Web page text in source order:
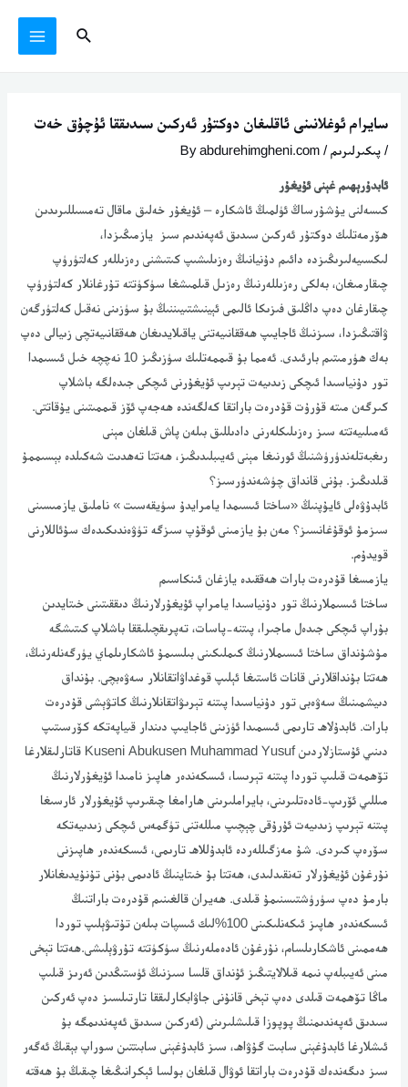
Search
سايرام ئوغلانىنى ئاقلىغان دوكتۇر ئەركىن سىدىققا ئۇچۇق خەت
/پىكىرلىرىم/ By
abdurehimgheni.com
ئابدۇرېھىم غېنى ئۇيغۇر
كىسەلنى يۇشۇرساڭ ئۈلمىڭ ئاشكارە – ئۇيغۇر خەلىق ماقال تەمسىللىرىدىن
ھۆرمەتلىك دوكتۇر ئەركىن سىدىق ئەپەندىم سىز يازمىڭىزدا،
لىكسىيەلىرىڭىزدە دائىم دۇنيانىڭ رەزىلىشىپ كىتىشنى رەزىللەر كەلتۈرۈپ
چىقارمىغان، بەلكى رەزىللەرنىڭ رەزىل قىلمىشغا سۈكۈتتە تۇرغانلار كەلتۈرۈپ
چىقارغان دەپ داڭلىق فىزىكا ئالىمى ئېينىشتىيىننىڭ بۇ سۈزىنى نەقىل كەلتۈرگەن
ۋاقتىڭىزدا، سىزنىڭ ئاجايىپ ھەققانىيەتنى ياقىلايدىغان ھەققانىيەتچى زىيالى دەپ
بەك ھۈرمىتىم بارئىدى. ئەمما بۇ قىممەتلىك سۈزىڭىز 10 نەچچە خىل ئىسىمدا
تور دۇنياسىدا ئىچكى زىدىيەت تېرىپ ئۇيغۇرنى ئىچكى جىدەلگە باشلاپ
كىرگەن مىتە قۇرۇت قۇدرەت باراتقا كەلگەندە ھەجەپ ئۆز قىممىتىنى يۇقاتتى.
ئەمىلىيەتتە سىز رەزىلىكلەرنى دادىللىق بىلەن پاش قىلغان مېنى
رىغبەتلەندۈرۈشنىڭ ئورنىغا مېنى ئەيىبلىدىڭىز، ھەتتا تەھدىت شەكىلدە بېسىممۇ
قىلدىڭىز. بۇنى قانداق چۈشەندۈرسىز؟
ئابدۇۋەلى ئايۇپنىڭ «ساختا ئىسىمدا يامرايدۇ سۈيقەسىت » ناملىق يازمىسىنى
سىزمۇ ئوقۇغانسىز؟ مەن بۇ يازمىنى ئوقۇپ سىزگە تۈۋەندىكىدەك سۇئاللارنى
قويدۇم.
يازمسغا قۇدرەت بارات ھەققىدە يازغان ئىنكاسىم
ساختا ئىسىملارنىڭ تور دۇنياسىدا يامراپ ئۇيغۇرلارنىڭ دىققىتىنى خىتايدىن
بۇراپ ئىچكى جىدەل ماجىرا، پىتنە-پاسات، تەپرىقچىلىققا باشلاپ كىتىشگە
مۇشۇنداق ساختا ئىسىملارنىڭ كىملىكىنى بىلسىمۇ ئاشكارىلماي يۈرگەنلەرنىڭ،
ھەتتا بۇنداقلارنى قانات ئاستىغا ئېلىپ قوغداۋاتقانلار سەۋەبچى. بۇنداق
دىيشمىنىڭ سەۋەبى تور دۇنياسىدا پىتنە تېرىۋاتقانلارنىڭ كاتۋېشى قۇدرەت
بارات. ئابدۇلاھ تارىمى ئىسمىدا ئۈزىنى ئاجايىپ دىندار قىياپەتكە كۆرسىتىپ
دىنىي ئۇستازلاردىن Kuseni Abukusen Muhammad Yusuf قاتارلىقلارغا
تۆھمەت قىلىپ توردا پىتنە تېرىسا، ئىسكەندەر ھاپىز نامىدا ئۇيغۇرلارنىڭ
مىللىي ئۆرىپ-ئادەتلىرىنى، بايراملىرىنى ھارامغا چىقىرىپ ئۇيغۇرلار ئارسىغا
پىتنە تېرىپ زىدىيەت ئۇرۇقى چېچىپ مىللەتنى تۈگمەس ئىچكى زىدىيەتكە
سۆرەپ كىردى. شۇ مەزگىللەردە ئابدۇللاھ تارىمى، ئىسكەندەر ھاپىزنى
نۇرغۇن ئۇيغۇرلار تەنقىدلىدى، ھەتتا بۇ خىتاينىڭ ئادىمى بۇنى تۇنۇيدىغانلار
بارمۇ دەپ سۈرۈشتىسنىمۇ قىلدى. ھەيران قالغىنىم قۇدرەت باراتنىڭ
ئىسكەندەر ھاپىز ئىكەنلىكىنى 100%لىك ئىسپات بىلەن تۇتىۋېلىپ توردا
ھەممىنى ئاشكارىلسام، نۇرغۇن ئادەملەرنىڭ سۈكۈتتە تۇرۋېلىشى.ھەتتا تېخى
مىنى ئەيىبلەپ نىمە قىلالايتىڭىز ئۇنداق قلسا سىزنىڭ ئۈستىڭدىن ئەرىز قىلىپ
ماڭا تۆھمەت قىلدى دەپ تېخى قانۇنى جاۋابكارلىققا تارتىلسىز دەپ ئەركىن
سىدىق ئەپەندىمنىڭ پوپوزا قىلىشلىرىنى (ئەركىن سىدىق ئەپەندىمگە بۇ
ئىشلارغا ئابدۇغېنى سابىت گۇۋاھ، سىز ئابدۇغېنى سابىتتىن سوراپ بېقىڭ ئەگەر
سىز دىگەندەك قۇدرەت باراتقا ئوۋال قىلغان بولسا ئېكرانىڭىغا چىقىڭ بۇ ھەقتە